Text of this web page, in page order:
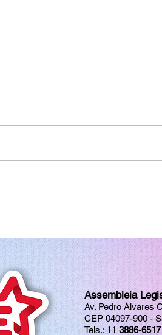
Assembleia
Av. Pedro Álvares
CEP 04097-900 -
Tels.: 113886-